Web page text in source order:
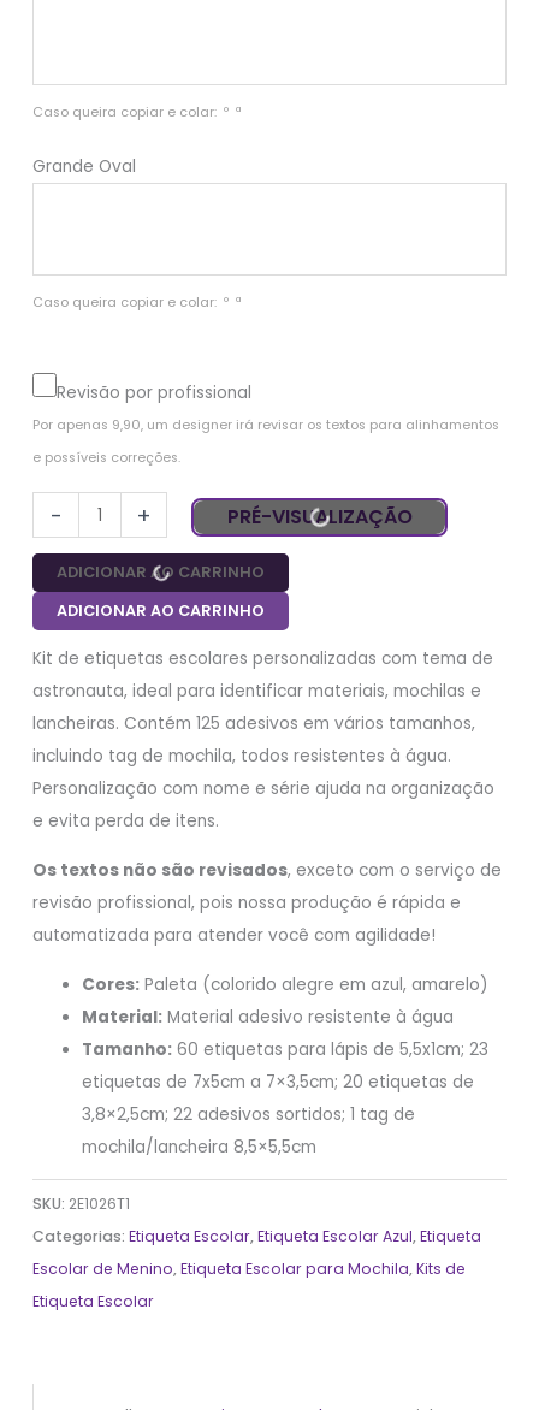
Caso queira copiar e colar:  º  ª
Grande Oval
Caso queira copiar e colar:  º  ª
Revisão por profissional
Por apenas 9,90, um designer irá revisar os textos para alinhamentos
e possíveis correções.
- + PRÉ-VISUALIZAÇÃO
ADICIONAR AO CARRINHO
ADICIONAR AO CARRINHO
Kit de etiquetas escolares personalizadas com tema de
astronauta, ideal para identificar materiais, mochilas e
lancheiras. Contém 125 adesivos em vários tamanhos,
incluindo tag de mochila, todos resistentes à água.
Personalização com nome e série ajuda na organização
e evita perda de itens.
Os textos não são revisados, exceto com o serviço de
revisão profissional, pois nossa produção é rápida e
automatizada para atender você com agilidade!
Cores: Paleta (colorido alegre em azul, amarelo)
Material: Material adesivo resistente à água
Tamanho: 60 etiquetas para lápis de 5,5x1cm; 23
etiquetas de 7x5cm a 7×3,5cm; 20 etiquetas de
3,8×2,5cm; 22 adesivos sortidos; 1 tag de
mochila/lancheira 8,5×5,5cm
SKU: 2E1026T1
Categorias:Etiqueta Escolar,Etiqueta Escolar Azul,Etiqueta
Escolar de Menino,Etiqueta Escolar para Mochila,Kits de
Etiqueta Escolar